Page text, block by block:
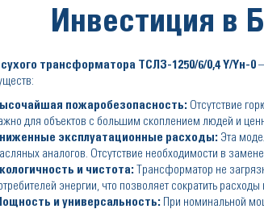
Инвестиция в
сухого трансформатора ТСЛЗ-1250/6/0,4 Y/Yн-0
пожаробезопасность: Отсутствие
для объектов с большим скоплением людей и
эксплуатационные расходы: Эта
аналогов. Отсутствие необходимости в
и чистота: Трансформатор не
энергии, что позволяет сократить
и универсальность: При номинальной